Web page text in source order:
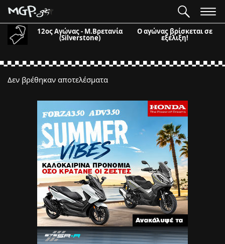
12ος Αγώνας - Μ.Βρετανία
(Silverstone)
Ο αγώνας βρίσκεται σε
εξέλιξη!
Δεν βρέθηκαν αποτελέσματα